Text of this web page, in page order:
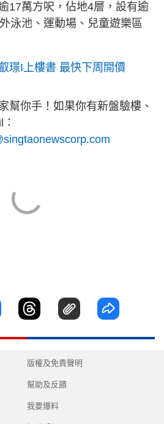
17萬方呎，佔地4層，設有逾
泳池、運動場、兒童遊樂區
璟I上樓書 最快下周開價
幫你手！如果你有新盤驗樓、
版權及免責聲明
幫助及反饋
我要爆料